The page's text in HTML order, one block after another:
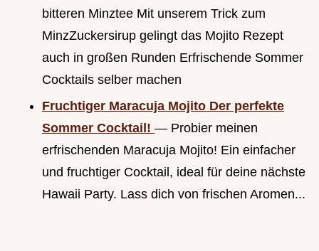
bitteren Minztee Mit unserem Trick zum
MinzZuckersirup gelingt das Mojito Rezept
auch in großen Runden Erfrischende Sommer
Cocktails selber machen
Fruchtiger Maracuja Mojito Der perfekte
Sommer Cocktail! — Probier meinen
erfrischenden Maracuja Mojito! Ein einfacher
und fruchtiger Cocktail, ideal für deine nächste
Hawaii Party. Lass dich von frischen Aromen...